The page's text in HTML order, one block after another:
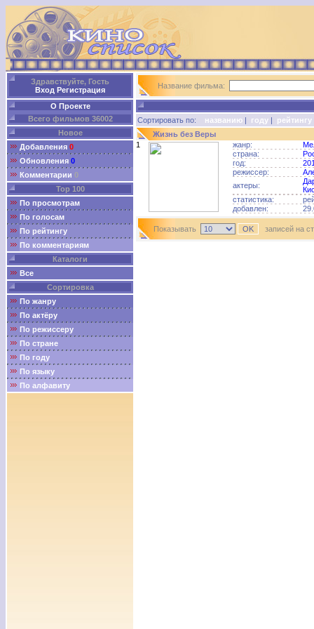
Здравствуйте, Гость
Вход Регистрация
О Проекте
Всего фильмов 36002
Новое
Добавления 0
Обновления 0
Комментарии 0
Top 100
По просмотрам
По голосам
По рейтингу
По комментариям
Каталоги
Все
Сортировка
По жанру
По актёру
По режиссеру
По стране
По году
По языку
По алфавиту
Название фильма:
Сортировать по: названию | году | рейтингу
Жизнь без Веры
1
жанр:
страна:
год:
режиссер:
актеры:
статистика:
добавлен:
Показывать записей на